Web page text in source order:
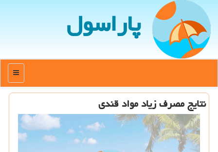
پاراسول
منو
نتایج مصرف زیاد مواد قندی